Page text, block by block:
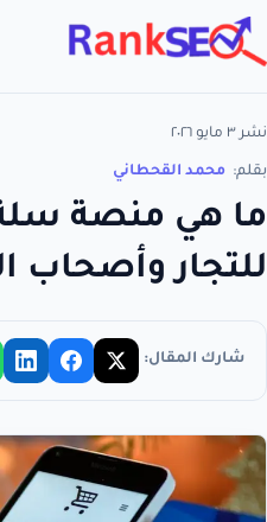
نشر ٣ مايو ٢٠٢٦
بقلم: محمد القحطاني
ما هي منصة
للتجار وأصحاب
شارك المقال: